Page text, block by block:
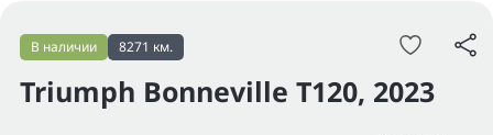
Triumph Bonneville T120, 2023
В наличии 8271 км.